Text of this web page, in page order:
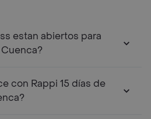
estan abiertos para
con Rappi 15 días de